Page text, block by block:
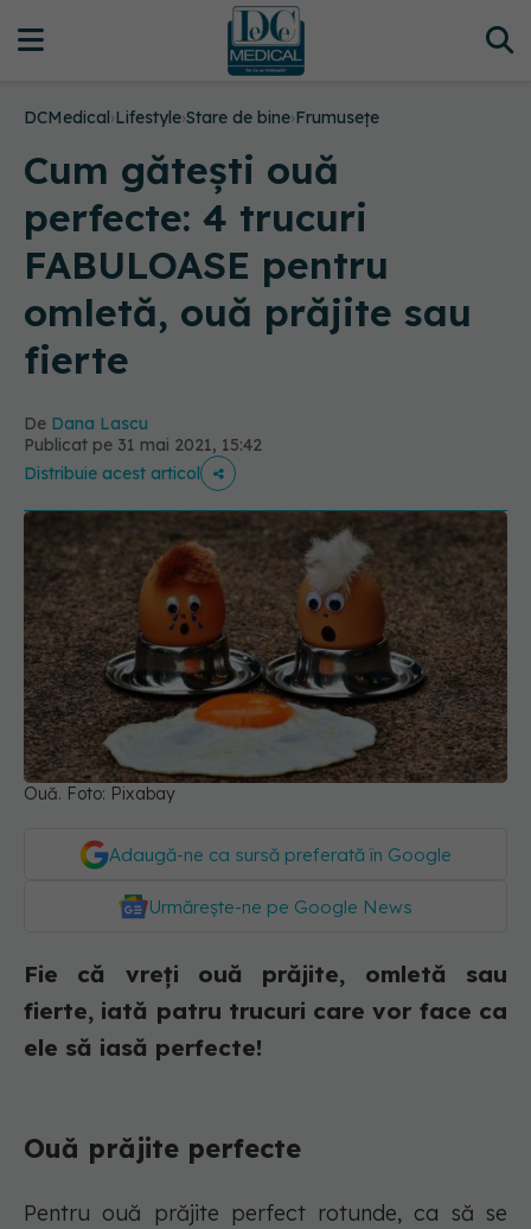
DCMedical›Lifestyle›Stare de bine›Frumusețe
Cum gătești ouă
perfecte: 4 trucuri
FABULOASE pentru
omletă, ouă prăjite sau
fierte
De Dana Lascu
Publicat pe 31 mai 2021, 15:42
Distribuie acest articol
Ouă. Foto: Pixabay
Adaugă-ne ca sursă preferată în Google
Urmărește-ne pe Google News
Fie că vreți ouă prăjite, omletă sau
fierte, iată patru trucuri care vor face ca
ele să iasă perfecte!
Ouă prăjite perfecte
Pentru ouă prăjite perfect rotunde, ca să se